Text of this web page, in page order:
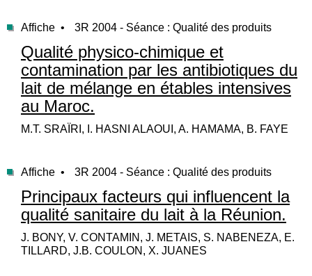
Affiche • 3R 2004 - Séance : Qualité des produits
Qualité physico-chimique et
contamination par les antibiotiques du
lait de mélange en étables intensives
au Maroc.
M.T. SRAÏRI, I. HASNI ALAOUI, A. HAMAMA, B. FAYE
Affiche • 3R 2004 - Séance : Qualité des produits
Principaux facteurs qui influencent la
qualité sanitaire du lait à la Réunion.
J. BONY, V. CONTAMIN, J. METAIS, S. NABENEZA, E.
TILLARD, J.B. COULON, X. JUANES